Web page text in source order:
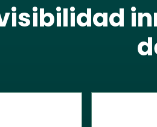
visibilidad